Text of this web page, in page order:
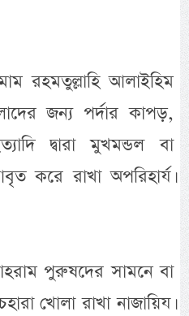
রহমতুল্লাহি আলাইহিম
জন্য পর্দার কাপড়,
দ্বারা মুখমন্ডল বা
করে রাখা অপরিহার্য।
পুরুষদের সামনে বা
খোলা রাখা নাজায়িয।